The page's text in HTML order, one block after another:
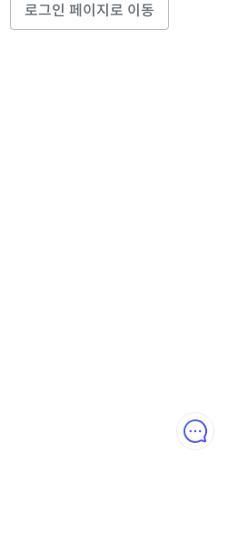
로그인 페이지로 이동